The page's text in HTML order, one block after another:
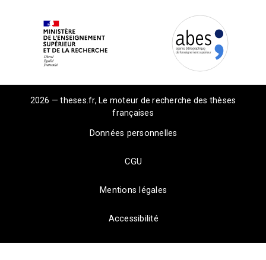
2026 — theses.fr, Le moteur de recherche des thèses
françaises
Données personnelles
CGU
Mentions légales
Accessibilité